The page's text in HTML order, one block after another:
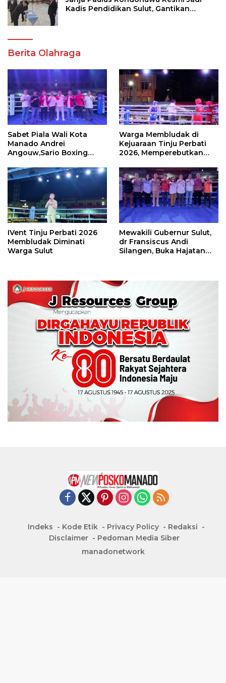
Kadis Pendidikan Sulut, Gantikan
Berita Olahraga
Sabet Piala Wali Kota
Manado Andrei
Angouw,Sario Boxing
Perbati 2026
Warga Membludak di
Kejuaraan Tinju Perbati
2026, Memperebutkan
IVent Tinju Perbati 2026
Membludak Diminati
Warga Sulut
Mewakili Gubernur Sulut,
dr Fransiscus Andi
Silangen, Buka Hajatan
Indeks Kode Etik Privacy Policy
Redaksi
Disclaimer
Pedoman Media Siber
manadonetwork